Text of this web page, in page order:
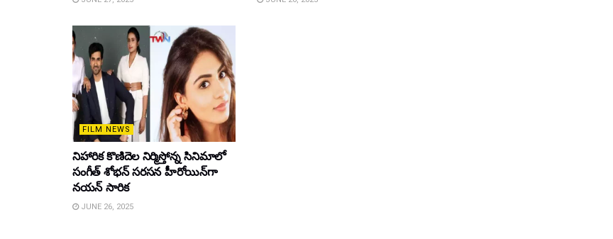
FILM NEWS
నిహారిక కొణిదెల నిర్మిస్తోన్న సినిమాలో
సంగీత్ శోభన్ సరసన హీరోయిన్‌గా
నయన్ సారిక
JUNE 26, 2025